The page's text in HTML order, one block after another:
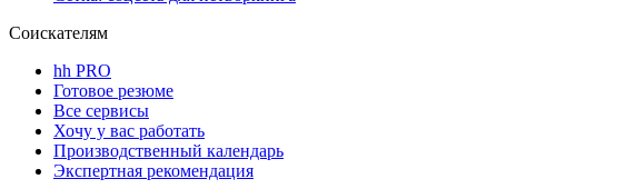
Соискателям
hh PRO
Готовое резюме
Все сервисы
Хочу у вас работать
Производственный календарь
Экспертная рекомендация